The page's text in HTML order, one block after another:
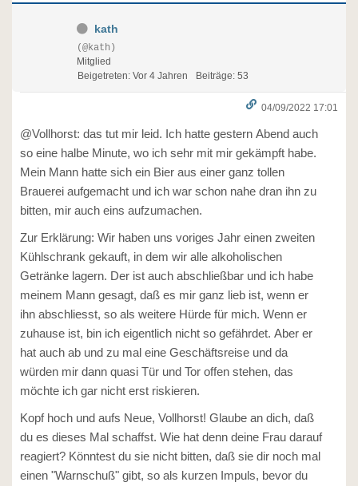
kath
(@kath)
Mitglied
Beigetreten: Vor 4 Jahren
Beiträge: 53
04/09/2022 17:01
@Vollhorst: das tut mir leid. Ich hatte gestern Abend auch
so eine halbe Minute, wo ich sehr mit mir gekämpft habe.
Mein Mann hatte sich ein Bier aus einer ganz tollen
Brauerei aufgemacht und ich war schon nahe dran ihn zu
bitten, mir auch eins aufzumachen.
Zur Erklärung: Wir haben uns voriges Jahr einen zweiten
Kühlschrank gekauft, in dem wir alle alkoholischen
Getränke lagern. Der ist auch abschließbar und ich habe
meinem Mann gesagt, daß es mir ganz lieb ist, wenn er
ihn abschliesst, so als weitere Hürde für mich. Wenn er
zuhause ist, bin ich eigentlich nicht so gefährdet. Aber er
hat auch ab und zu mal eine Geschäftsreise und da
würden mir dann quasi Tür und Tor offen stehen, das
möchte ich gar nicht erst riskieren.
Kopf hoch und aufs Neue, Vollhorst! Glaube an dich, daß
du es dieses Mal schaffst. Wie hat denn deine Frau darauf
reagiert? Könntest du sie nicht bitten, daß sie dir noch mal
einen "Warnschuß" gibt, so als kurzen Impuls, bevor du